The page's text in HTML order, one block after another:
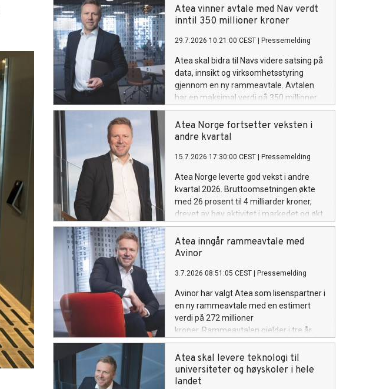
politikere teste egen beredskap
når Atea inviterer til en realistisk
Bakgrunnen er nye tall som viser at
trener på dem.
Atea vinner avtale med Nav verdt
inntil 350 millioner kroner
29.7.2026 10:21:00 CEST Pressemelding
Atea skal bidra til Navs videre satsing på
data, innsikt og virksomhetsstyring
gjennom en ny rammeavtale. Avtalen
har en maksimal verdi på 350 millioner
kroner inkludert merverdiavgift over
inntil fire år.
Atea Norge fortsetter veksten i
andre kvartal
15.7.2026 17:30:00 CEST Pressemelding
Atea Norge leverte god vekst i andre
kvartal 2026. Bruttoomsetningen økte
med 26 prosent til 4 milliarder kroner,
drevet av høy aktivitet i markedet og økt
etterspørsel etter både IT-infrastruktur,
driftstjenester og konsulenttjenester.
Atea inngår rammeavtale med
Avinor
3.7.2026 08:51:05 CEST Pressemelding
Avinor har valgt Atea som lisenspartner i
en ny rammeavtale med en estimert
verdi på 272 millioner
kroner. Rammeavtalen gjelder i tre år,
med mulighet for forlengelse til totalt
fem år. Avtalen omfatter Microsoft-
lisenser og tilhørende
rådgivningstjenester, og er et viktig steg i
Atea skal levere teknologi til
universiteter og høyskoler i hele
landet